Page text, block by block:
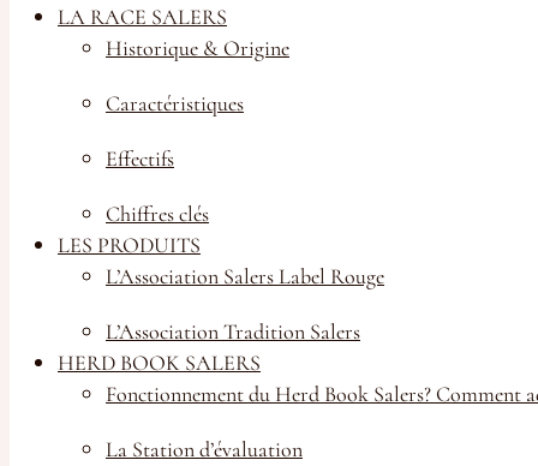
LA RACE SALERS
Historique & Origine
Caractéristiques
Effectifs
Chiffres clés
LES PRODUITS
L’Association Salers Label Rouge
L’Association Tradition Salers
HERD BOOK SALERS
Fonctionnement du Herd Book Salers? Comment
La Station d’évaluation
Contactez notre équipe au
04 71 40 20 13
CONTACTEZ-NOUS
DÉCOUVREZ LA BOUTIQUE
©2025 Groupe Salers Evolution
Mentions légales